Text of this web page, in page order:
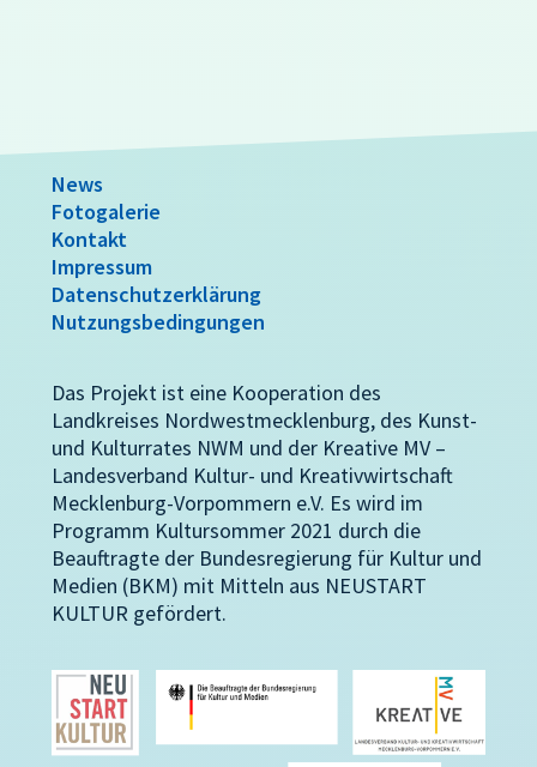
News
Fotogalerie
Kontakt
Impressum
Datenschutzerklärung
Nutzungsbedingungen
Das Projekt ist eine Kooperation des
Landkreises Nordwestmecklenburg, des Kunst-
und Kulturrates NWM und der Kreative MV –
Landesverband Kultur- und Kreativwirtschaft
Mecklenburg-Vorpommern e.V. Es wird im
Programm Kultursommer 2021 durch die
Beauftragte der Bundesregierung für Kultur und
Medien (BKM) mit Mitteln aus NEUSTART
KULTUR gefördert.